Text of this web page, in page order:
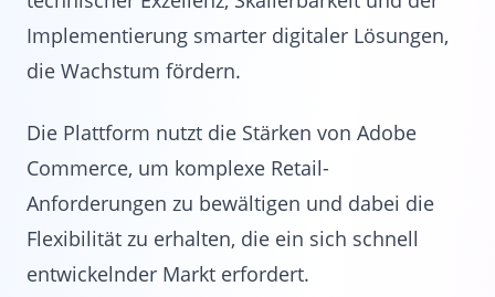
Implementierung smarter digitaler Lösungen,
die Wachstum fördern.
Die Plattform nutzt die Stärken von Adobe
Commerce, um komplexe Retail-
Anforderungen zu bewältigen und dabei die
Flexibilität zu erhalten, die ein sich schnell
entwickelnder Markt erfordert.